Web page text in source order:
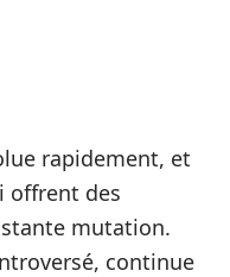
rapidement, et
offrent des
mutation.
continue